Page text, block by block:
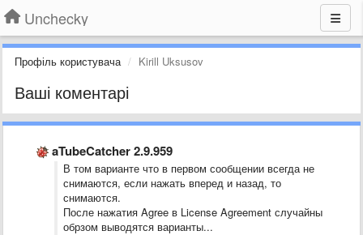
Unchecky
Профіль користувача Kirill Uksusov
Ваші коментарі
aTubeCatcher 2.9.959
В том варианте что в первом сообщении всегда не
снимаются, если нажать вперед и назад, то
снимаются.
После нажатия Agree в License Agreement случайны
обрзом выводятся варианты...